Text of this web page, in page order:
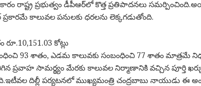
రాష్ట్ర ప్రభుత్వం డీపీఆర్‌లో కొత్త ప్రతిపాదనలు
ప్రకారమే కాలువల పనులకు ధరలను లెక్కగడుతోంది.
కోట్లు
93 శాతం, ఎడమ కాలువకు సంబంధించి 77 శాతం మాత్రమే
ప్రవాహ సామర్థ్యం మేరకు కాలువల నిర్మాణానికి వచ్చిన పూర్తి
దిల్లీ పర్యటనలో ముఖ్యమంత్రి చంద్రబాబు నాయుడు ఈ